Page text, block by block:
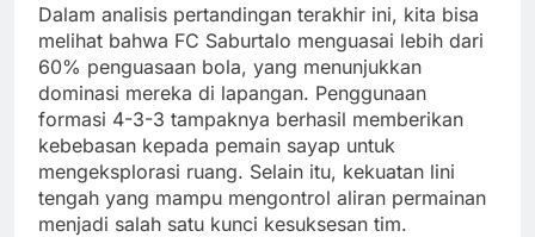
Dalam analisis pertandingan terakhir ini, kita bisa
melihat bahwa FC Saburtalo menguasai lebih dari
60% penguasaan bola, yang menunjukkan
dominasi mereka di lapangan. Penggunaan
formasi 4-3-3 tampaknya berhasil memberikan
kebebasan kepada pemain sayap untuk
mengeksplorasi ruang. Selain itu, kekuatan lini
tengah yang mampu mengontrol aliran permainan
menjadi salah satu kunci kesuksesan tim.